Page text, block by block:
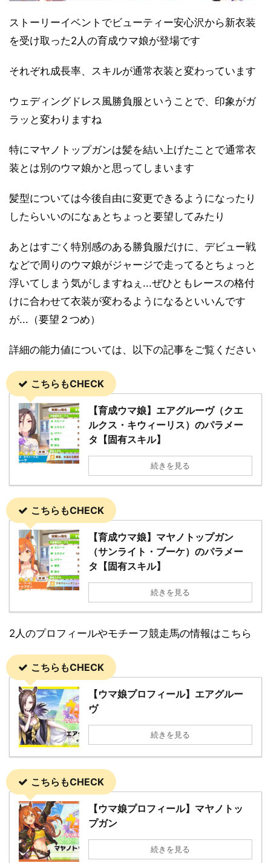
ストーリーイベントでビューティー安心沢から新衣装
を受け取った2人の育成ウマ娘が登場です
それぞれ成長率、スキルが通常衣装と変わっています
ウェディングドレス風勝負服ということで、印象がガ
ラッと変わりますね
特にマヤノトップガンは髪を結い上げたことで通常衣
装とは別のウマ娘かと思ってしまいます
髪型については今後自由に変更できるようになったり
したらいいのになぁとちょっと要望してみたり
あとはすごく特別感のある勝負服だけに、デビュー戦
などで周りのウマ娘がジャージで走ってるとちょっと
浮いてしまう気がしますねぇ...ぜひともレースの格付
けに合わせて衣装が変わるようになるといいんです
が...（要望２つめ）
詳細の能力値については、以下の記事をご覧ください
こちらもCHECK
【育成ウマ娘】エアグルーヴ（クエ
ルクス・キウィーリス）のパラメー
タ【固有スキル】
続きを見る
こちらもCHECK
【育成ウマ娘】マヤノトップガン
（サンライト・ブーケ）のパラメー
タ【固有スキル】
続きを見る
2人のプロフィールやモチーフ競走馬の情報はこちら
こちらもCHECK
【ウマ娘プロフィール】エアグルー
ヴ
続きを見る
こちらもCHECK
【ウマ娘プロフィール】マヤノトッ
プガン
続きを見る